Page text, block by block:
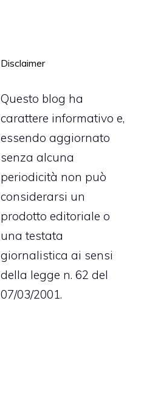
Disclaimer
Questo blog ha
carattere informativo e,
essendo aggiornato
senza alcuna
periodicità non può
considerarsi un
prodotto editoriale o
una testata
giornalistica ai sensi
della legge n. 62 del
07/03/2001.